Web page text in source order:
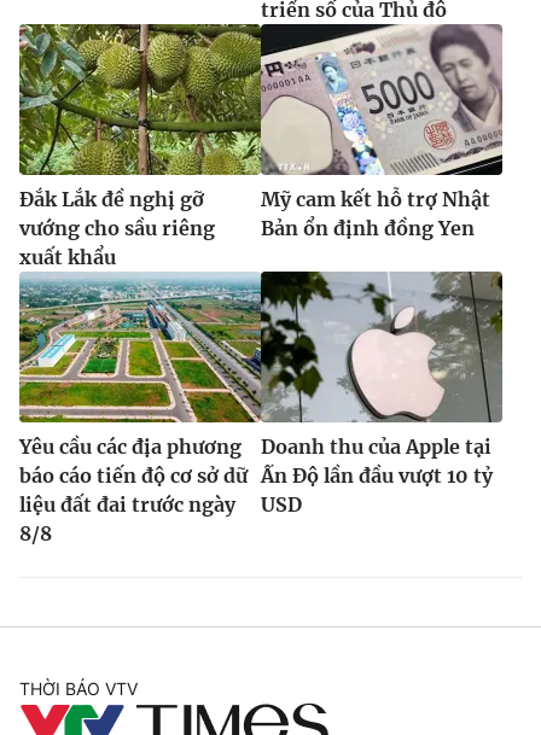
triển số của Thủ đô
Đắk Lắk đề nghị gỡ
vướng cho sầu riêng
xuất khẩu
Mỹ cam kết hỗ trợ Nhật
Bản ổn định đồng Yen
Yêu cầu các địa phương
báo cáo tiến độ cơ sở dữ
liệu đất đai trước ngày
8/8
Doanh thu của Apple tại
Ấn Độ lần đầu vượt 10 tỷ
USD
THỜI BÁO VTV